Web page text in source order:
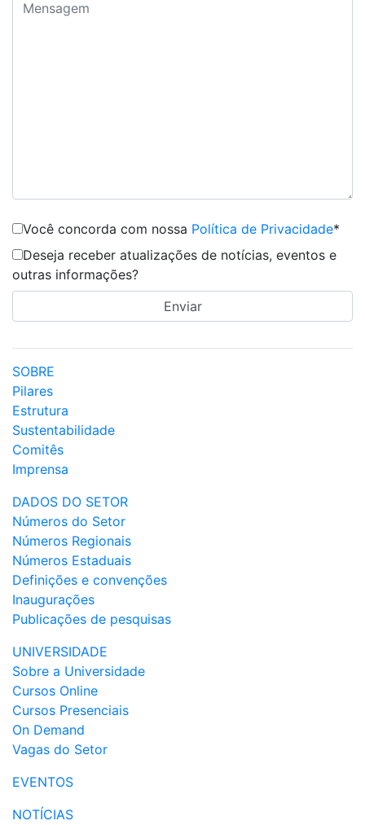
Você concorda com nossa Política de Privacidade*
Deseja receber atualizações de notícias, eventos e
outras informações?
SOBRE
Pilares
Estrutura
Sustentabilidade
Comitês
Imprensa
DADOS DO SETOR
Números do Setor
Números Regionais
Números Estaduais
Definições e convenções
Inaugurações
Publicações de pesquisas
UNIVERSIDADE
Sobre a Universidade
Cursos Online
Cursos Presenciais
On Demand
Vagas do Setor
EVENTOS
NOTÍCIAS